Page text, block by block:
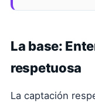
La base:
respetuosa
La captación